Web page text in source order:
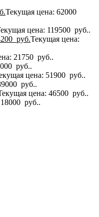
Текущая цена: 62000
цена: 119500 руб..
руб.Текущая цена:
21750 руб..
руб..
цена: 51900 руб..
руб..
цена: 46500 руб..
руб..